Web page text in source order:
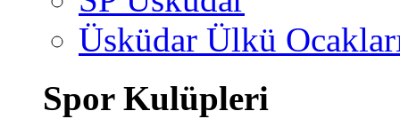
Üsküdar Ülkü
Spor Kulüpleri